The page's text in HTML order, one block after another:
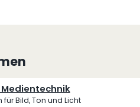
für Bild, Ton und Licht